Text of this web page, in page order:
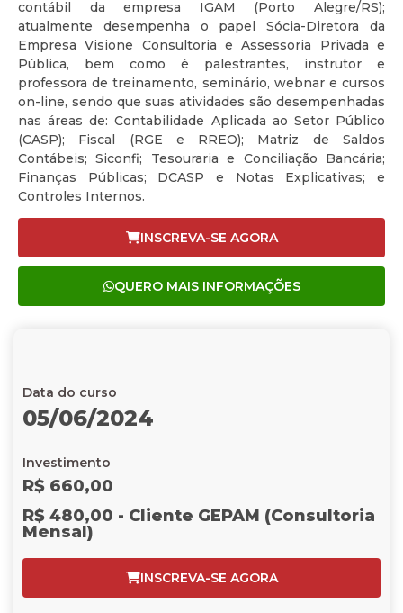
contábil da empresa IGAM (Porto Alegre/RS);
atualmente desempenha o papel Sócia-Diretora da
Empresa Visione Consultoria e Assessoria Privada e
Pública, bem como é palestrantes, instrutor e
professora de treinamento, seminário, webnar e cursos
on-line, sendo que suas atividades são desempenhadas
nas áreas de: Contabilidade Aplicada ao Setor Público
(CASP); Fiscal (RGE e RREO); Matriz de Saldos
Contábeis; Siconfi; Tesouraria e Conciliação Bancária;
Finanças Públicas; DCASP e Notas Explicativas; e
Controles Internos.
INSCREVA-SE AGORA
QUERO MAIS INFORMAÇÕES
Data do curso
05/06/2024
Investimento
R$ 660,00
R$ 480,00 - Cliente GEPAM (Consultoria
Mensal)
INSCREVA-SE AGORA